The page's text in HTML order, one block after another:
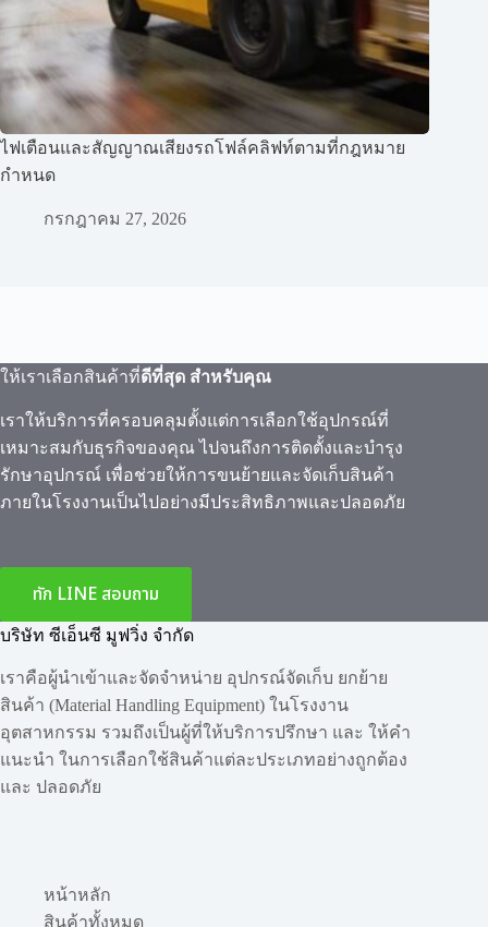
ไฟเตือนและสัญญาณเสียงรถโฟล์คลิฟท์ตามที่กฎหมาย
กำหนด
กรกฎาคม 27, 2026
ให้เราเลือกสินค้าที่ดีที่สุด สำหรับคุณ
เราให้บริการที่ครอบคลุมตั้งแต่การเลือกใช้อุปกรณ์ที่
เหมาะสมกับธุรกิจของคุณ ไปจนถึงการติดตั้งและบำรุง
รักษาอุปกรณ์ เพื่อช่วยให้การขนย้ายและจัดเก็บสินค้า
ภายในโรงงานเป็นไปอย่างมีประสิทธิภาพและปลอดภัย
ทัก LINE สอบถาม
บริษัท ซีเอ็นซี มูฟวิ่ง จำกัด
เราคือผู้นำเข้าและจัดจำหน่าย อุปกรณ์จัดเก็บ ยกย้าย
สินค้า (Material Handling Equipment) ในโรงงาน
อุตสาหกรรม รวมถึงเป็นผู้ที่ให้บริการปรึกษา และ ให้คำ
แนะนำ ในการเลือกใช้สินค้าแต่ละประเภทอย่างถูกต้อง
และ ปลอดภัย
หน้าหลัก
สินค้าทั้งหมด